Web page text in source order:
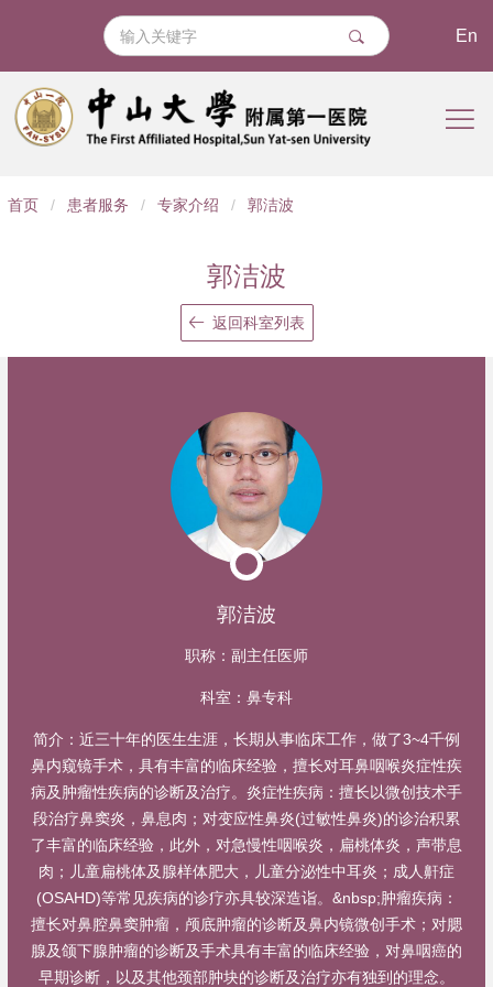
En
导
首页 / 患者服务 / 专家介绍 / 郭洁波
郭洁波
返回科室列表
郭洁波
职称： 副主任医师
科室： 鼻专科
简介： 近三十年的医生生涯，长期从事临床工作，做了3~4千例
鼻内窥镜手术，具有丰富的临床经验，擅长对耳鼻咽喉炎症性疾
病及肿瘤性疾病的诊断及治疗。炎症性疾病：擅长以微创技术手
段治疗鼻窦炎，鼻息肉；对变应性鼻炎(过敏性鼻炎)的诊治积累
了丰富的临床经验，此外，对急慢性咽喉炎，扁桃体炎，声带息
肉；儿童扁桃体及腺样体肥大，儿童分泌性中耳炎；成人鼾症
(OSAHD)等常见疾病的诊疗亦具较深造诣。&nbsp;肿瘤疾病：
擅长对鼻腔鼻窦肿瘤，颅底肿瘤的诊断及鼻内镜微创手术；对腮
腺及颌下腺肿瘤的诊断及手术具有丰富的临床经验，对鼻咽癌的
早期诊断，以及其他颈部肿块的诊断及治疗亦有独到的理念。